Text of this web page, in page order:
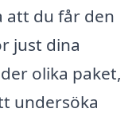
att du får den
just dina
olika paket,
undersöka